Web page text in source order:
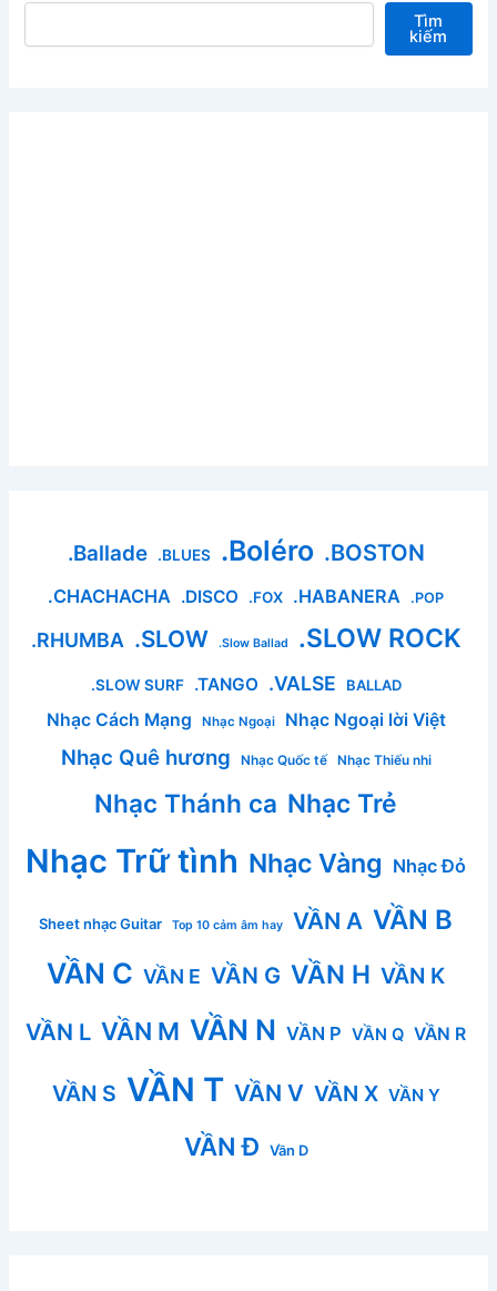
Tìm kiếm Tìm
kiếm
.Ballade .BLUES .Boléro .BOSTON
.CHACHACHA .DISCO .FOX .HABANERA .POP
.RHUMBA .SLOW .Slow Ballad .SLOW ROCK
.SLOW SURF .TANGO .VALSE BALLAD
Nhạc Cách Mạng Nhạc Ngoại Nhạc Ngoại lời Việt
Nhạc Quê hương Nhạc Quốc tế Nhạc Thiếu nhi
Nhạc Thánh ca Nhạc Trẻ
Nhạc Trữ tình Nhạc Vàng Nhạc Đỏ
Sheet nhạc Guitar Top 10 cảm âm hay VẦN A VẦN B
VẦN C VẦN E VẦN G VẦN H VẦN K
VẦN L VẦN M VẦN N VẦN P VẦN Q VẦN R
VẦN S VẦN T VẦN V VẦN X VẦN Y
VẦN Đ Vần D